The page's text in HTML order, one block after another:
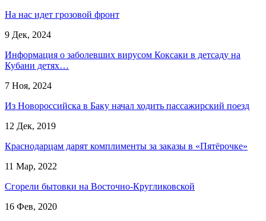
На нас идет грозовой фронт
9 Дек, 2024
Информация о заболевших вирусом Коксаки в детсаду на
Кубани детях…
7 Ноя, 2024
Из Новороссийска в Баку начал ходить пассажирский поезд
12 Дек, 2019
Краснодарцам дарят комплименты за заказы в «Пятёрочке»
11 Мар, 2022
Сгорели бытовки на Восточно-Кругликовской
16 Фев, 2020